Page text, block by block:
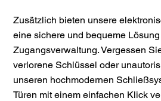
Zusätzlich bieten unsere
eine sichere und bequeme
Zugangsverwaltung. Vergessen
verlorene Schlüssel oder
unseren hochmodernen
Türen mit einem einfachen Klick